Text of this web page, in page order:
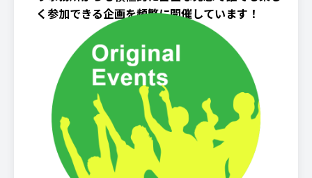
く参加できる企画を頻繁に開催しています！